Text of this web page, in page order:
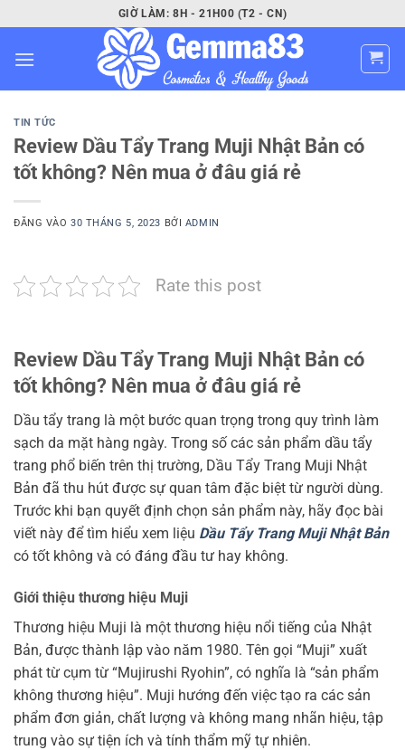
qua
nội
GIỜ LÀM: 8H - 21H00 (T2 - CN)
TIN TỨC
Review Dầu Tẩy Trang Muji Nhật Bản có
tốt không? Nên mua ở đâu giá rẻ
ĐĂNG VÀO30 THÁNG 5, 2023 BỞI ADMIN
Rate this post
Review Dầu Tẩy Trang Muji Nhật Bản có
tốt không? Nên mua ở đâu giá rẻ
Dầu tẩy trang là một bước quan trọng trong quy trình làm
sạch da mặt hàng ngày. Trong số các sản phẩm dầu tẩy
trang phổ biến trên thị trường, Dầu Tẩy Trang Muji Nhật
Bản đã thu hút được sự quan tâm đặc biệt từ người dùng.
Trước khi bạn quyết định chọn sản phẩm này, hãy đọc bài
viết này để tìm hiểu xem liệu Dầu Tẩy Trang Muji Nhật Bản
có tốt không và có đáng đầu tư hay không.
Giới thiệu thương hiệu Muji
Thương hiệu Muji là một thương hiệu nổi tiếng của Nhật
Bản, được thành lập vào năm 1980. Tên gọi “Muji” xuất
phát từ cụm từ “Mujirushi Ryohin”, có nghĩa là “sản phẩm
không thương hiệu”. Muji hướng đến việc tạo ra các sản
phẩm đơn giản, chất lượng và không mang nhãn hiệu, tập
trung vào sự tiện ích và tính thẩm mỹ tự nhiên.